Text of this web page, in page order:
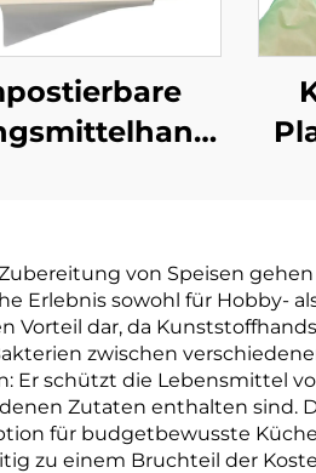
von Speisen
Erlebnis sowohl für Hobby-
dar, da
zwischen
Er schützt die Lebensmittel
Zutaten enthalten sind.
für budgetbewusste
zu einem Bruchteil der